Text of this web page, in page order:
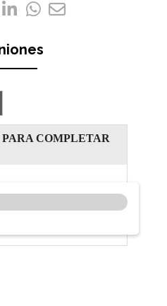
COMPLETAR